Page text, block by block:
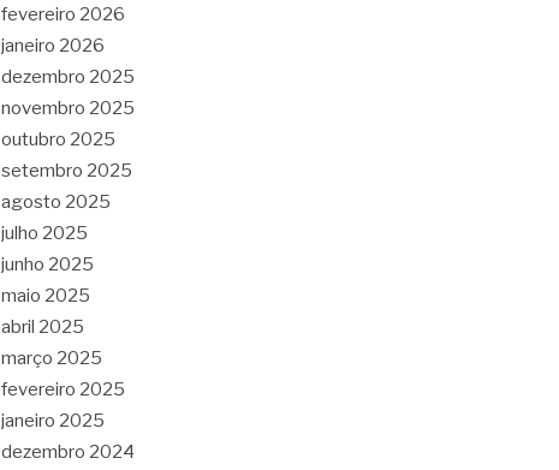
fevereiro 2026
janeiro 2026
dezembro 2025
novembro 2025
outubro 2025
setembro 2025
agosto 2025
julho 2025
junho 2025
maio 2025
abril 2025
março 2025
fevereiro 2025
janeiro 2025
dezembro 2024